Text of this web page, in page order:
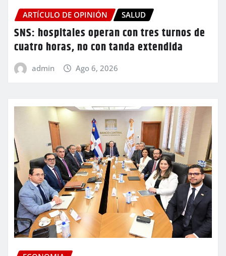
ARTÍCULO DE OPINIÓN SALUD
SNS: hospitales operan con tres turnos de
cuatro horas, no con tanda extendida
admin Ago 6, 2026